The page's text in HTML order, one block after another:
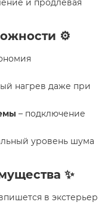
и продлевая
⚙️
нагрев даже при
– подключение
уровень шума
✨
в экстерьер